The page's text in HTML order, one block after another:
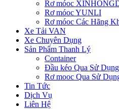
Rơ móoc
Rơ móoc YUNLI
Rơ móoc Các Hãng
Xe Tải VAN
Xe Chuyên Dụng
Sản Phẩm Thanh Lý
Container
Đầu kéo Qua Sử Dụng
Rơ mooc Qua Sử
Tin Tức
Dịch Vụ
Liên Hệ